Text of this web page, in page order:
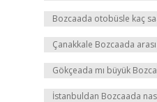
Bozcaada otobüsle kaç
Çanakkale Bozcaada
Gökçeada mı büyük
İstanbuldan Bozcaada